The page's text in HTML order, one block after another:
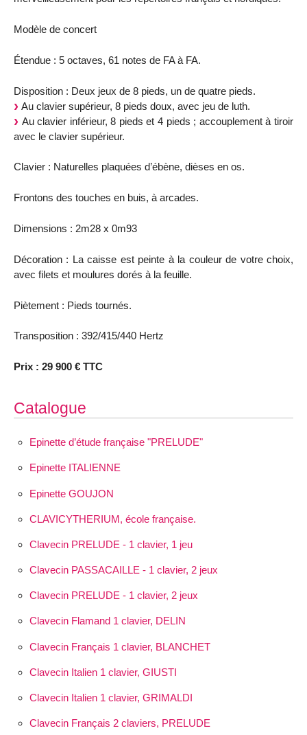
Modèle de concert
Étendue : 5 octaves, 61 notes de FA à FA.
Disposition : Deux jeux de 8 pieds, un de quatre pieds.
Au clavier supérieur, 8 pieds doux, avec jeu de luth.
Au clavier inférieur, 8 pieds et 4 pieds ; accouplement à tiroir
avec le clavier supérieur.
Clavier : Naturelles plaquées d’ébène, dièses en os.
Frontons des touches en buis, à arcades.
Dimensions : 2m28 x 0m93
Décoration : La caisse est peinte à la couleur de votre choix,
avec filets et moulures dorés à la feuille.
Piètement : Pieds tournés.
Transposition : 392/415/440 Hertz
Prix : 29 900 € TTC
Catalogue
Epinette d’étude française "PRELUDE"
Epinette ITALIENNE
Epinette GOUJON
CLAVICYTHERIUM, école française.
Clavecin PRELUDE - 1 clavier, 1 jeu
Clavecin PASSACAILLE - 1 clavier, 2 jeux
Clavecin PRELUDE - 1 clavier, 2 jeux
Clavecin Flamand 1 clavier, DELIN
Clavecin Français 1 clavier, BLANCHET
Clavecin Italien 1 clavier, GIUSTI
Clavecin Italien 1 clavier, GRIMALDI
Clavecin Français 2 claviers, PRELUDE